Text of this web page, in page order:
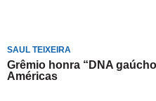
SAUL TEIXEIRA
Grêmio honra “DNA
Américas